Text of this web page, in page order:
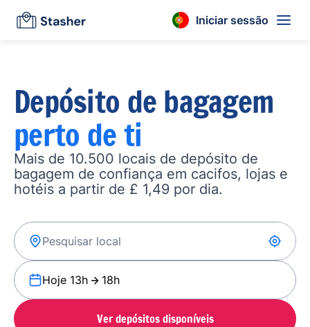
Iniciar sessão
Depósito de bagagem
perto de ti
Mais de 10.500 locais de depósito de
bagagem de confiança em cacifos, lojas e
hotéis a partir de £ 1,49 por dia.
Hoje 13h 18h
Ver depósitos disponíveis